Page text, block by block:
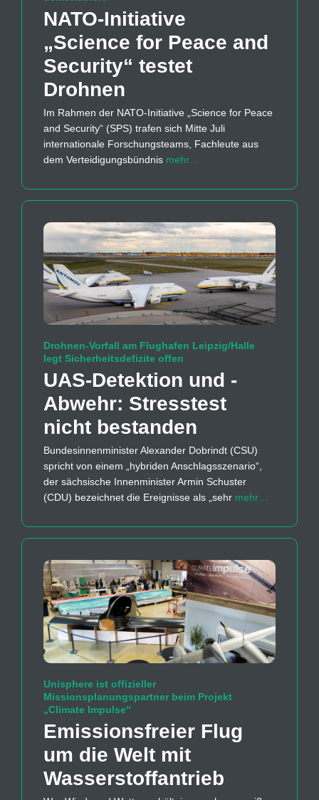
NATO-Initiative
„Science for Peace and
Security“ testet
Drohnen
Im Rahmen der NATO-Initiative „Science for Peace
and Security“ (SPS) trafen sich Mitte Juli
internationale Forschungsteams, Fachleute aus
dem Verteidigungsbündnis mehr…
Drohnen-Vorfall am Flughafen Leipzig/Halle
legt Sicherheitsdefizite offen
UAS-Detektion und -
Abwehr: Stresstest
nicht bestanden
Bundesinnenminister Alexander Dobrindt (CSU)
spricht von einem „hybriden Anschlagsszenario“,
der sächsische Innenminister Armin Schuster
(CDU) bezeichnet die Ereignisse als „sehr mehr…
Unisphere ist offizieller
Missionsplanungspartner beim Projekt
„Climate Impulse“
Emissions­freier Flug
um die Welt mit
Wasserstoff­antrieb